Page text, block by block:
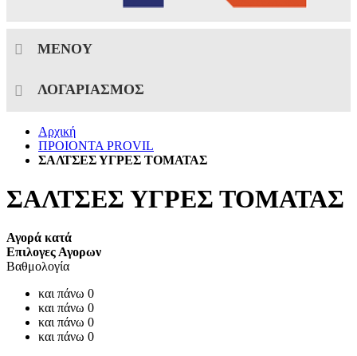
ΜΕΝΟΎ
ΛΟΓΑΡΙΑΣΜΌΣ
Αρχική
ΠΡΟΙΟΝΤΑ PROVIL
ΣΑΛΤΣΕΣ ΥΓΡΕΣ ΤΟΜΑΤΑΣ
ΣΑΛΤΣΕΣ ΥΓΡΕΣ ΤΟΜΑΤΑΣ
Αγορά κατά
Επιλογες Αγορων
Βαθμολογία
και πάνω 0
και πάνω 0
και πάνω 0
και πάνω 0